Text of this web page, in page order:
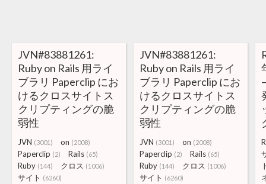
JVN#83881261:
Ruby on Rails 用ライ
ブラリ Paperclip にお
けるクロスサイトス
クリプティングの脆
弱性
JVN (3001) on (2008)
Paperclip (2) Rails (65)
Ruby (144) クロス (1006)
サイト (6260)
JVN#83881261:
Ruby on Rails 用ライ
ブラリ Paperclip にお
けるクロスサイトス
クリプティングの脆
弱性
JVN (3001) on (2008)
Paperclip (2) Rails (65)
Ruby (144) クロス (1006)
サイト (6260)